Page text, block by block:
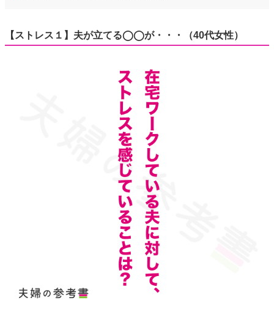
【ストレス１】夫が立てる◯◯が・・・（40代女性）